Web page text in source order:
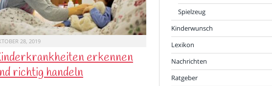
28, 2019
erkennen
richtig handeln
Spielzeug
Kinderwunsch
Lexikon
Nachrichten
Ratgeber